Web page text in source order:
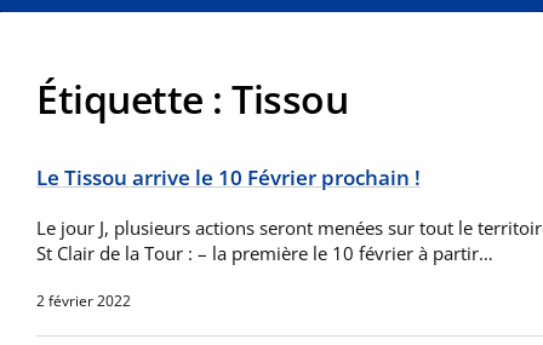
Étiquette : Tissou
Le Tissou arrive le 10 Février prochain !
Le jour J, plusieurs actions seront menées sur tout le
St Clair de la Tour : – la première le 10 février à partir…
2 février 2022